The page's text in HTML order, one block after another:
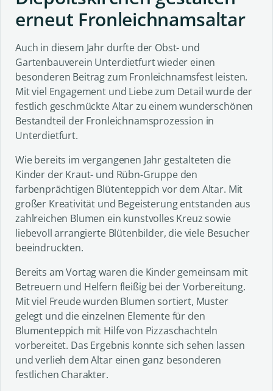
erneut Fronleichnamsaltar
Auch in diesem Jahr durfte der Obst- und
Gartenbauverein Unterdietfurt wieder einen
besonderen Beitrag zum Fronleichnamsfest leisten.
Mit viel Engagement und Liebe zum Detail wurde der
festlich geschmückte Altar zu einem wunderschönen
Bestandteil der Fronleichnamsprozession in
Unterdietfurt.
Wie bereits im vergangenen Jahr gestalteten die
Kinder der Kraut- und Rübn-Gruppe den
farbenprächtigen Blütenteppich vor dem Altar. Mit
großer Kreativität und Begeisterung entstanden aus
zahlreichen Blumen ein kunstvolles Kreuz sowie
liebevoll arrangierte Blütenbilder, die viele Besucher
beeindruckten.
Bereits am Vortag waren die Kinder gemeinsam mit
Betreuern und Helfern fleißig bei der Vorbereitung.
Mit viel Freude wurden Blumen sortiert, Muster
gelegt und die einzelnen Elemente für den
Blumenteppich mit Hilfe von Pizzaschachteln
vorbereitet. Das Ergebnis konnte sich sehen lassen
und verlieh dem Altar einen ganz besonderen
festlichen Charakter.